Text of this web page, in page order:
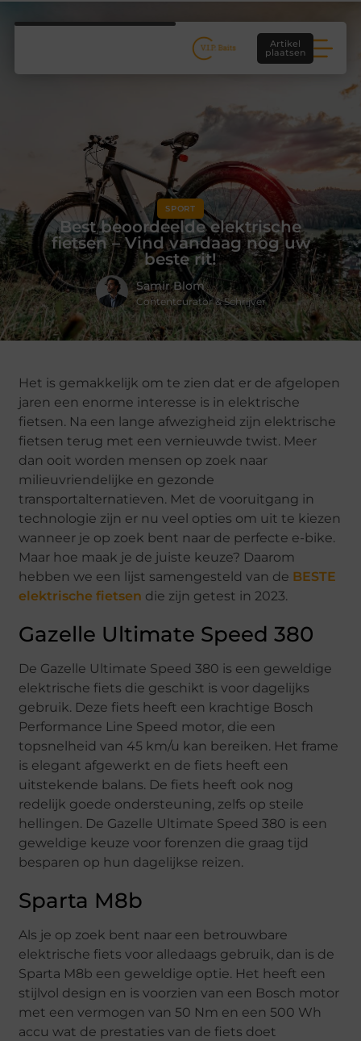
Artikel
plaatsen
SPORT
Best beoordeelde elektrische
fietsen – Vind vandaag nog uw
beste rit!
Samir Blom
Contentcurator & Schrijver
Het is gemakkelijk om te zien dat er de afgelopen
jaren een enorme interesse is in elektrische
fietsen. Na een lange afwezigheid zijn elektrische
fietsen terug met een vernieuwde twist. Meer
dan ooit worden mensen op zoek naar
milieuvriendelijke en gezonde
transportalternatieven. Met de vooruitgang in
technologie zijn er nu veel opties om uit te kiezen
wanneer je op zoek bent naar de perfecte e-bike.
Maar hoe maak je de juiste keuze? Daarom
hebben we een lijst samengesteld van de BESTE
elektrische fietsen die zijn getest in 2023.
Gazelle Ultimate Speed 380
De Gazelle Ultimate Speed 380 is een geweldige
elektrische fiets die geschikt is voor dagelijks
gebruik. Deze fiets heeft een krachtige Bosch
Performance Line Speed motor, die een
topsnelheid van 45 km/u kan bereiken. Het frame
is elegant afgewerkt en de fiets heeft een
uitstekende balans. De fiets heeft ook nog
redelijk goede ondersteuning, zelfs op steile
hellingen. De Gazelle Ultimate Speed 380 is een
geweldige keuze voor forenzen die graag tijd
besparen op hun dagelijkse reizen.
Sparta M8b
Als je op zoek bent naar een betrouwbare
elektrische fiets voor alledaags gebruik, dan is de
Sparta M8b een geweldige optie. Het heeft een
stijlvol design en is voorzien van een Bosch motor
met een vermogen van 50 Nm en een 500 Wh
accu wat de prestaties van de fiets doet